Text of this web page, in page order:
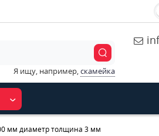
Я ищу, например,скамейка
мм диаметр толщина 3 мм